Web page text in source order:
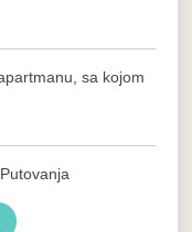
sa kojom